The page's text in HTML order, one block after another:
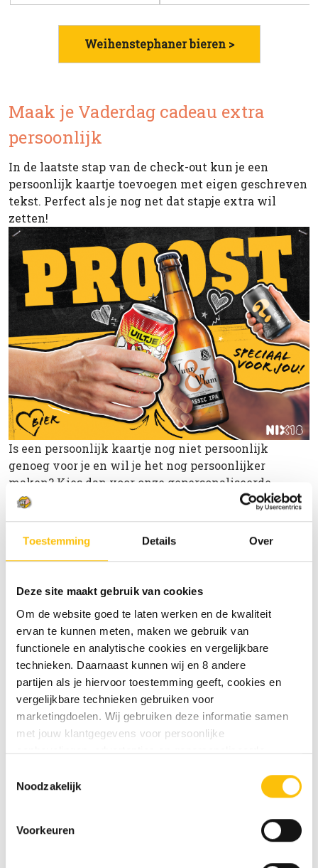
Toestemming Details Over
Deze site maakt gebruik van cookies
Om de website goed te laten werken en de kwaliteit
ervan te kunnen meten, maken we gebruik van
functionele en analytische cookies en vergelijkbare
technieken. Daarnaast kunnen wij en 8 andere
partijen als je hiervoor toestemming geeft, cookies en
vergelijkbare technieken gebruiken voor
marketingdoelen. Wij gebruiken deze informatie samen
met jouw klantgegevens voor persoonlijke
aanbevelingen, advertenties en gepersonaliseerde
ervaringen: je eigen DTDD (gepersonaliseerde
aanbevelingen, functionaliteiten en communicatie binnen
dtdd.nl (relevante advertenties op websites en apps van
Noodzakelijk
Voorkeuren
Weihenstephaner bieren >
Maak je Vaderdag cadeau extra
persoonlijk
In de laatste stap van de check-out kun je een
persoonlijk kaartje toevoegen met eigen geschreven
tekst. Perfect als je nog net dat stapje extra wil
zetten!
Is een persoonlijk kaartje nog niet persoonlijk
genoeg voor je en wil je het nog persoonlijker
maken? Kies dan voor onze gepersonaliseerde
cadeaus
waarbij je je eigen creaties kan geven op
bierviltjes, bierglazen, barmatten en nog veel meer!
Bierglas op voet -
Personaliseerbaar
€12.95
Bieropener -
Personaliseerbaar
€12.95
Ontdek alle personaliseerbare producten >
Cadeautips voor Vaderdag